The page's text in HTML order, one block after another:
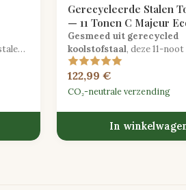
Gerecycleerde Stalen
— 11 Tonen C Majeur
Gesmeed
Gesmeed uit gerecycled
koolstofstaal, deze 11-
in C majeur biedt stralende
pentatonische tonen met
verminderde ecologische
122,99 €
CO₂-neutrale verzending
In